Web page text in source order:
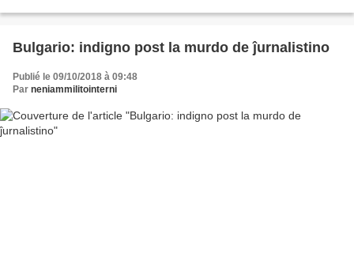
Bulgario: indigno post la murdo de ĵurnalistino
Publié le 09/10/2018 à 09:48
Par neniammilitointerni